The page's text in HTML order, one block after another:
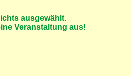
ausgewählt.
Veranstaltung aus!